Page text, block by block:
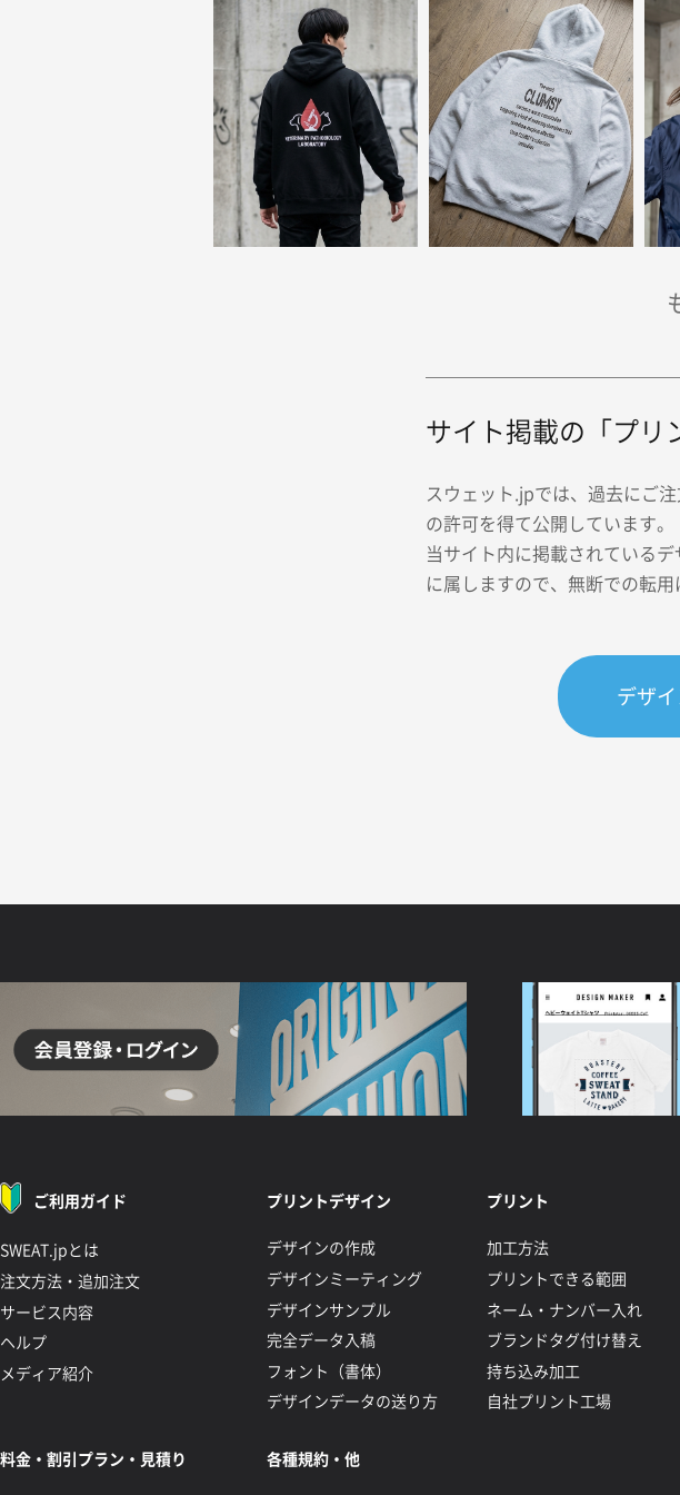
サイト掲載の「プリ
スウェット.jpでは、過去にご
の許可を得て公開しています。
当サイト内に掲載されている
に属しますので、無断での転
デザ
ご利用ガイド
SWEAT.jpとは
注文方法・追加注文
サービス内容
ヘルプ
メディア紹介
プリントデザイン
デザインの作成
デザインミーティング
デザインサンプル
完全データ入稿
フォント（書体）
デザインデータの送り方
プリント
加工方法
プリントできる範囲
ネーム・ナンバー入れ
ブランドタグ付け替え
持ち込み加工
自社プリント工場
料金・割引プラン・見積り 各種規約・他